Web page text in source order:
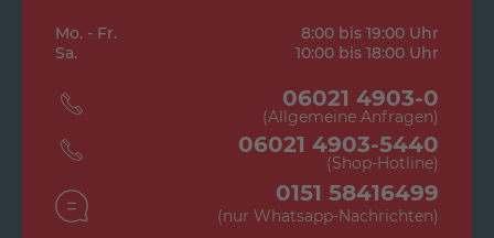
Mo. - Fr.
8:00 bis 19:00 Uhr
Sa.
10:00 bis 18:00 Uhr
06021 4903-0
(Allgemeine Anfragen)
06021 4903-5440
(Shop-Hotline)
0151 58416499
(nur Whatsapp-Nachrichten)